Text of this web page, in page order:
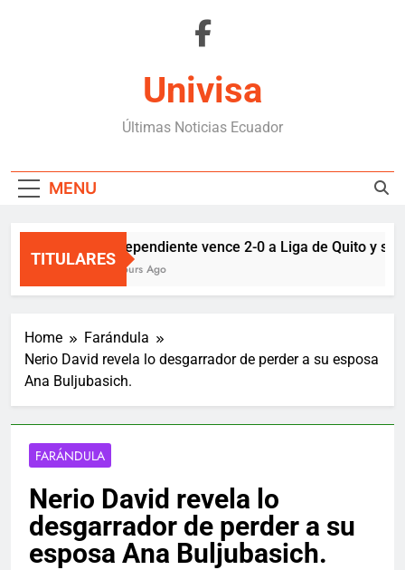
Univisa
Últimas Noticias Ecuador
MENU
TITULARES
Independiente vence 2-0 a Liga de Quito y
2 Hours Ago
Home
Farándula
Nerio David revela lo desgarrador de perder a su esposa
Ana Buljubasich.
FARÁNDULA
Nerio David revela lo
desgarrador de perder a su
esposa Ana Buljubasich.